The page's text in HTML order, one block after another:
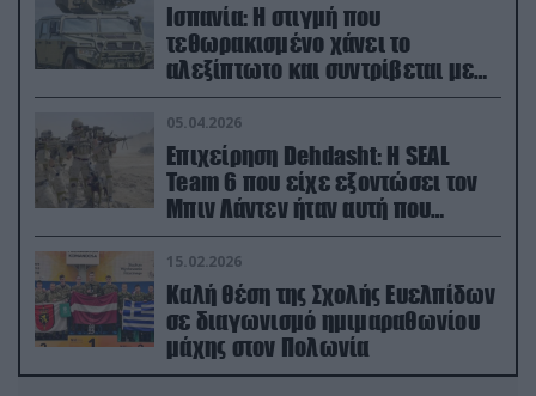
Ισπανία: Η στιγμή που
τεθωρακισμένο χάνει το
αλεξίπτωτο και συντρίβεται με
ορμή στο έδαφος (βίντεο)
05.04.2026
Επιχείρηση Dehdasht: Η SEAL
Team 6 που είχε εξοντώσει τον
Μπιν Λάντεν ήταν αυτή που
διέσωσε τον πιλότο του F-15
15.02.2026
Καλή θέση της Σχολής Ευελπίδων
σε διαγωνισμό ημιμαραθωνίου
μάχης στον Πολωνία